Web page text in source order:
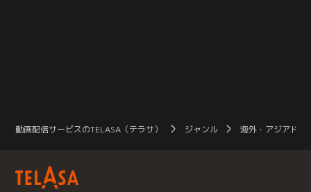
動画配信サービスのTELASA（テラサ） ジャンル 海外・アジアドラ